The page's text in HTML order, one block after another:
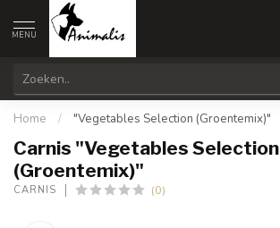
MENU
Home / "Vegetables Selection (Groentemix)"
Carnis "Vegetables Selection
(Groentemix)"
CARNIS (0)